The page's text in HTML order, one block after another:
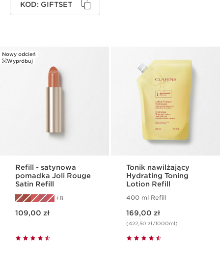
KOD: GIFTSET
Nowy odcień
Wypróbuj
Refill - satynowa
pomadka Joli Rouge
Satin Refill
8
109,00 zł
Tonik nawilżający
Hydrating Toning
Lotion Refill
400 ml Refill
169,00 zł
(422,50 zł/1000ml)